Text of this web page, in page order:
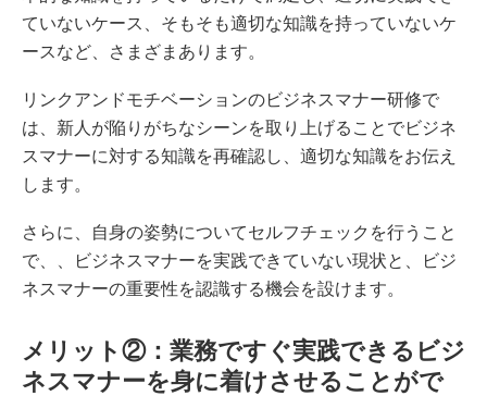
ていないケース、そもそも適切な知識を持っていないケ
ースなど、さまざまあります。
リンクアンドモチベーションのビジネスマナー研修で
は、新人が陥りがちなシーンを取り上げることでビジネ
スマナーに対する知識を再確認し、適切な知識をお伝え
します。
さらに、自身の姿勢についてセルフチェックを行うこと
で、、ビジネスマナーを実践できていない現状と、ビジ
ネスマナーの重要性を認識する機会を設けます。
メリット②：業務ですぐ実践できるビジ
ネスマナーを身に着けさせることがで